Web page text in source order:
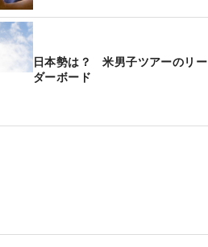
日本勢は？ 米男子ツアーのリー
ダーボード